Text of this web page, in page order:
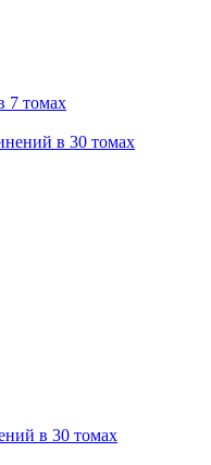
7 томах
в 30 томах